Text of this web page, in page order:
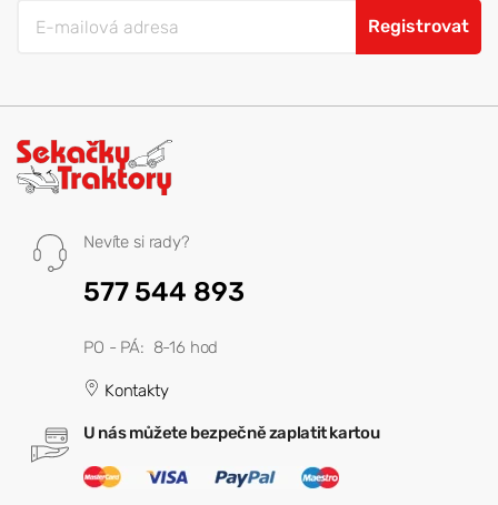
Registrovat
Nevíte si rady?
577 544 893
PO - PÁ: 8-16 hod
Kontakty
U nás můžete bezpečně zaplatit kartou